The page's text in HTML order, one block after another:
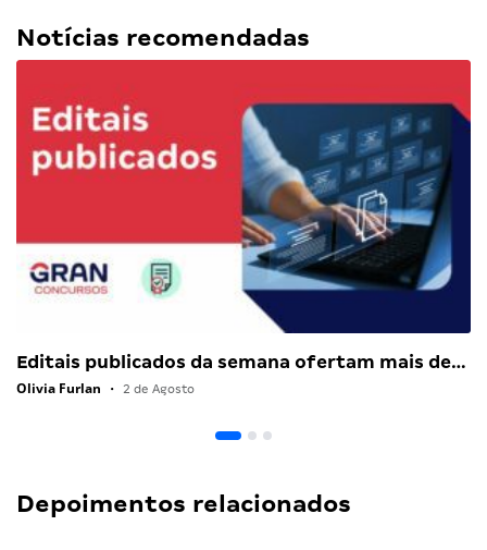
Notícias recomendadas
Editais publicados da semana ofertam mais de…
Olivia Furlan • 2 de Agosto
Depoimentos relacionados